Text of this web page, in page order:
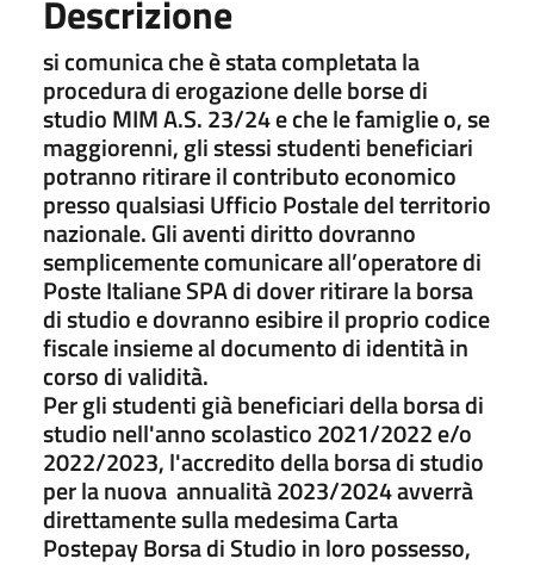
Descrizione
si comunica che è stata completata la
procedura di erogazione delle borse di
studio MIM A.S. 23/24 e che le famiglie o, se
maggiorenni, gli stessi studenti beneficiari
potranno ritirare il contributo economico
presso qualsiasi Ufficio Postale del territorio
nazionale. Gli aventi diritto dovranno
semplicemente comunicare all’operatore di
Poste Italiane SPA di dover ritirare la borsa
di studio e dovranno esibire il proprio codice
fiscale insieme al documento di identità in
corso di validità.
Per gli studenti già beneficiari della borsa di
studio nell'anno scolastico 2021/2022 e/o
2022/2023, l'accredito della borsa di studio
per la nuova annualità 2023/2024 avverrà
direttamente sulla medesima Carta
Postepay Borsa di Studio in loro possesso,